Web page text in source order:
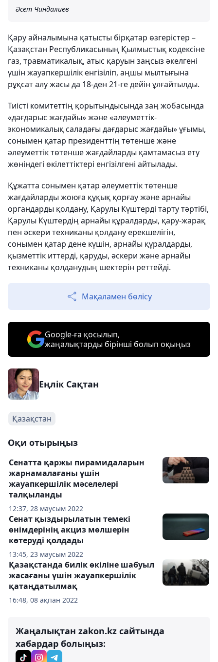
Әсет Чиндалиев
Қару айналымына қатысты бірқатар өзгерістер –
Қазақстан Республикасының Қылмыстық кодексіне
газ, травматикалық, атыс қаруын заңсыз әкелгені
үшін жауапкершілік енгізіліп, аңшы мылтығына
рұқсат алу жасы да 18-ден 21-ге дейін ұлғайтылды.
Тиісті комитеттің қорытындысында заң жобасында
«дағдарыс жағдайы» және «әлеуметтік-
экономикалық саладағы дағдарыс жағдайы» ұғымы,
сонымен қатар президенттің төтенше және
әлеуметтік төтенше жағдайларды қамтамасыз ету
жөніндегі өкілеттіктері енгізілгені айтылады.
Құжатта сонымен қатар әлеуметтік төтенше
жағдайларды жоюға құқық қорғау және арнайы
органдарды қолдану, Қарулы Күштерді тарту тәртібі,
Қарулы Күштердің арнайы құралдарды, қару-жарақ
пен әскери техниканы қолдану ерекшелігін,
сонымен қатар дене күшін, арнайы құралдарды,
қызметтік иттерді, қаруды, әскери және арнайы
техниканы қолданудың шектерін реттейді.
Мақаламен бөлісу
Google-ға қосылып,
жаңалықтарды бірінші болып оқыңыз
Еңлік Сақтан
Қазақстан
Оқи отырыңыз
12:37, 28 маусым 2022
Сенатта қаржы пирамидаларын
жарнамалағаны үшін
жауапкершілік мәселелері
талқыланды
13:45, 23 маусым 2022
Сенат қыздырылатын темекі
өнімдерінің акциз мөлшерін
көтеруді қолдады
16:48, 08 ақпан 2022
Қазақстанда билік өкіліне шабуыл
жасағаны үшін жауапкершілік
қатаңдатылмақ
Жаңалықтан zakon.kz сайтында
хабардар болыңыз: